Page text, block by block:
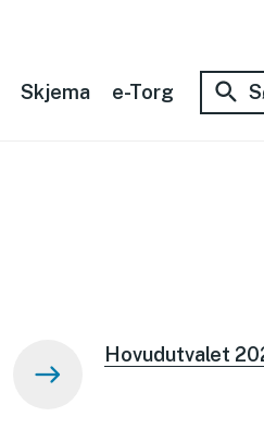
Skjema e-Torg
Hovudutvalet